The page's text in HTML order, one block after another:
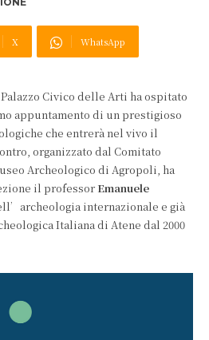
X WhatsApp
Civico delle Arti ha ospitato
appuntamento di un prestigioso
che entrerà nel vivo il
organizzato dal Comitato
Archeologico di Agropoli, ha
il professor Emanuele
internazionale e già
Italiana di Atene dal 2000